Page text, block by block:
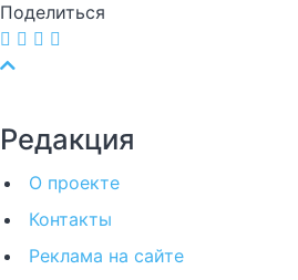
Поделиться
Редакция
О проекте
Контакты
Реклама на сайте